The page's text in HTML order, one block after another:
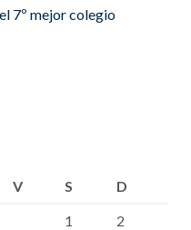
7º mejor colegio
V S
D
1
2